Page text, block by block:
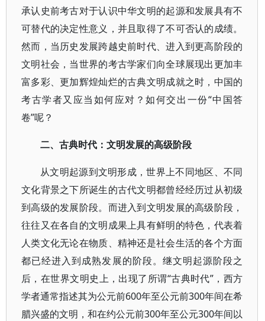
承认史前考古对于认识中华文明的起源和发展具有不
可替代的决定性意义，并且取得了不可否认的成绩。
然而，当历史发展跨越史前时代、进入到更高阶段的
文明社会，当世界的考古学家们向全球展现出更加丰
富多彩、更加辉煌灿烂的古典文明成就之时，中国的
考古学者又应当如何应对？如何交出一份“中国答
卷”呢？
二、古典时代：文明发展的高级阶段
从文明起源到文明形成，世界上不同地区、不同
文化背景之下所诞生的古代文明都曾经经历过从初级
到高级的发展阶段。而进入到文明发展的高级阶段，
往往又在各自的文明成果上具有鲜明的特色，代表着
人类文化无论在物质、精神还是社会生活的各个方面
都已经进入到成熟发展的阶段。继文明起源阶段之
后，在世界文明史上，出现了所谓“古典时代”，西方
学者通常指述其为公元前600年至公元前300年间在希
腊兴盛的文明，和在约公元前300年至公元300年间以